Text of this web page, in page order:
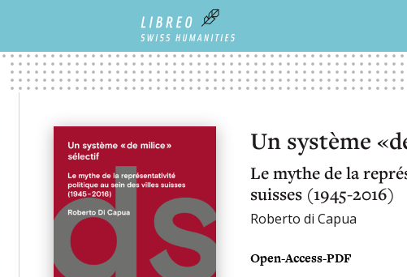
Un système
Le mythe de la
suisses (1945-2016)
Roberto di Capua
Open-Access-PDF